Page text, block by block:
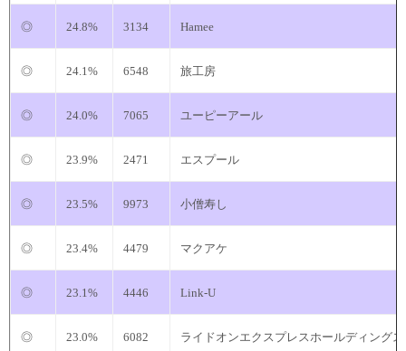
◎ 24.8% 3134 Hamee
◎ 24.1% 6548 旅工房
◎ 24.0% 7065 ユーピーアール
◎ 23.9% 2471 エスプール
◎ 23.5% 9973 小僧寿し
◎ 23.4% 4479 マクアケ
◎ 23.1% 4446 Link-U
◎ 23.0% 6082 ライドオンエクスプレスホールディングス